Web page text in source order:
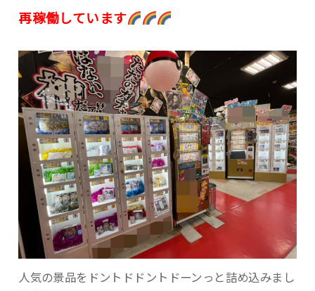
再稼働しています
人気の景品をドントドドントドーンっと詰め込みまし